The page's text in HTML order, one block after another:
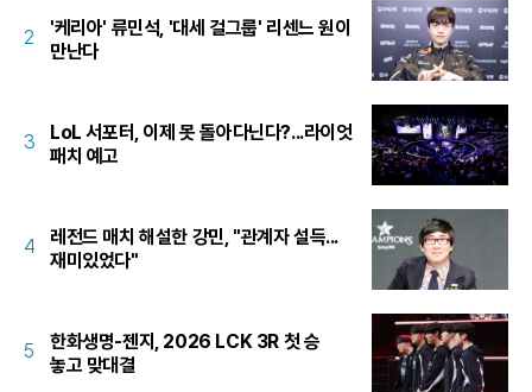
2
'케리아' 류민석, '대세 걸그룹' 리센느 원이
만난다
3
LoL 서포터, 이제 못 돌아다닌다?...라이엇
패치 예고
4
레전드 매치 해설한 강민, "관계자 설득...
재미있었다"
5
한화생명-젠지, 2026 LCK 3R 첫 승
놓고 맞대결